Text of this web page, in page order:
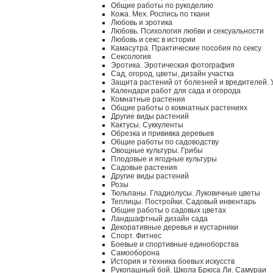
Общие работы по рукоделию
Кожа. Мех. Роспись по ткани
Любовь и эротика
Любовь. Психология любви и сексуальности
Любовь и секс в истории
Камасутра. Практические пособия по сексу
Сексология
Эротика. Эротическая фотография
Сад, огород, цветы, дизайн участка
Защита растений от болезней и вредителей.
Календари работ для сада и огорода
Комнатные растения
Общие работы о комнатных растениях
Другие виды растений
Кактусы. Суккуленты
Обрезка и прививка деревьев
Общие работы по садоводству
Овощные культуры. Грибы
Плодовые и ягодные культуры
Садовые растения
Другие виды растений
Розы
Тюльпаны. Гладиолусы. Луковичные цветы
Теплицы. Постройки. Садовый инвентарь
Общие работы о садовых цветах
Ландшафтный дизайн сада
Декоративные деревья и кустарники
Спорт. Фитнес
Боевые и спортивные единоборства
Самооборона
История и техника боевых искусств
Рукопашный бой. Школа Брюса Ли. Самураи